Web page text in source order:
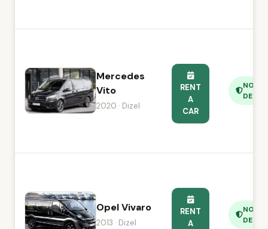
Mercedes
Vito
2020 · Dizel
RENT
A
CAR
NO
Opel Vivaro
2013 · Dizel
RENT
A
NO